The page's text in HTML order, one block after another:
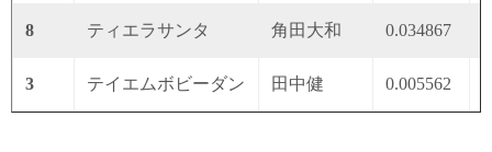
8 ティエラサンタ 角田大和 0.034867
3 テイエムボビーダン 田中健 0.005562